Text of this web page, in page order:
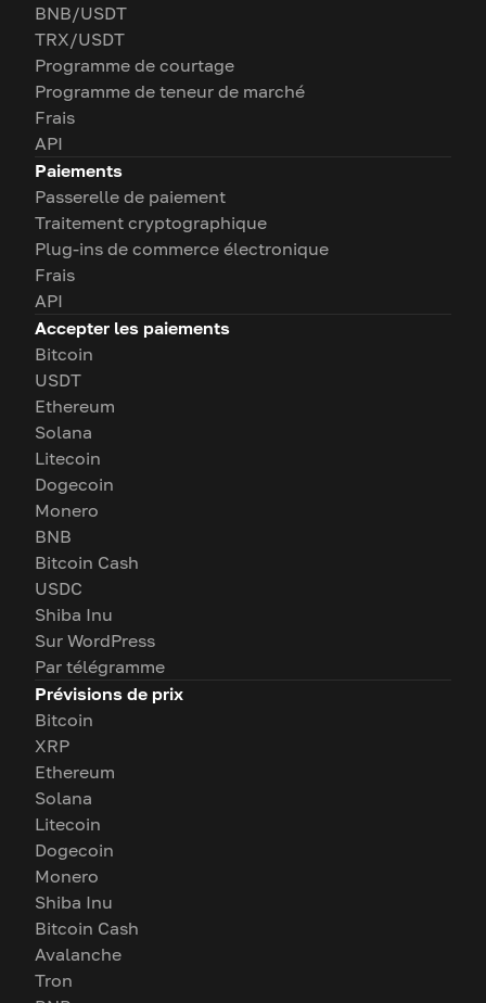
BNB/USDT
TRX/USDT
Programme de courtage
Programme de teneur de marché
Frais
API
Paiements
Passerelle de paiement
Traitement cryptographique
Plug-ins de commerce électronique
Frais
API
Accepter les paiements
Bitcoin
USDT
Ethereum
Solana
Litecoin
Dogecoin
Monero
BNB
Bitcoin Cash
USDC
Shiba Inu
Sur WordPress
Par télégramme
Prévisions de prix
Bitcoin
XRP
Ethereum
Solana
Litecoin
Dogecoin
Monero
Shiba Inu
Bitcoin Cash
Avalanche
Tron